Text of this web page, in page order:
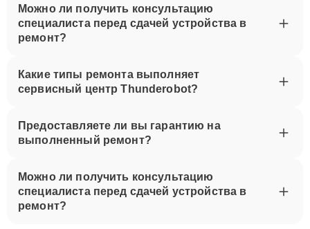
Можно ли получить консультацию
специалиста перед сдачей устройства в
ремонт?
Какие типы ремонта выполняет
сервисный центр Thunderobot?
Предоставляете ли вы гарантию на
выполненный ремонт?
Можно ли получить консультацию
специалиста перед сдачей устройства в
ремонт?